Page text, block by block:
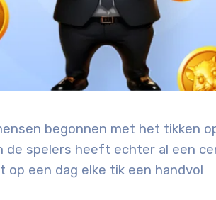
begonnen met het tikken
de spelers heeft echter al een
op een dag elke tik een handvol